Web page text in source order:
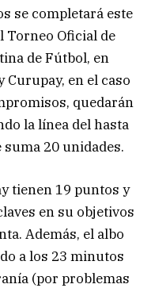
se completará este
Torneo Oficial de
de Fútbol, en
en el caso
quedarán
la línea del hasta
20 unidades.
tienen 19 puntos y
en su objetivos
Además, el albo
a los 23 minutos
(por problemas